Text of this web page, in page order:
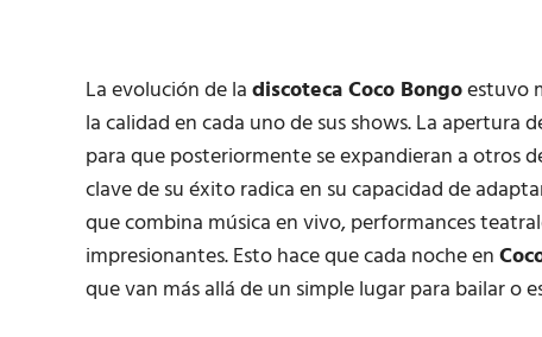
La evolución de ladiscoteca Coco Bongoestuvo
la calidad en cada uno de sus shows. La apertura
para que posteriormente se expandieran a otros
clave de su éxito radica en su capacidad de
que combina música en vivo, performances
impresionantes. Esto hace que cada noche en
que van más allá de un simple lugar para bailar o